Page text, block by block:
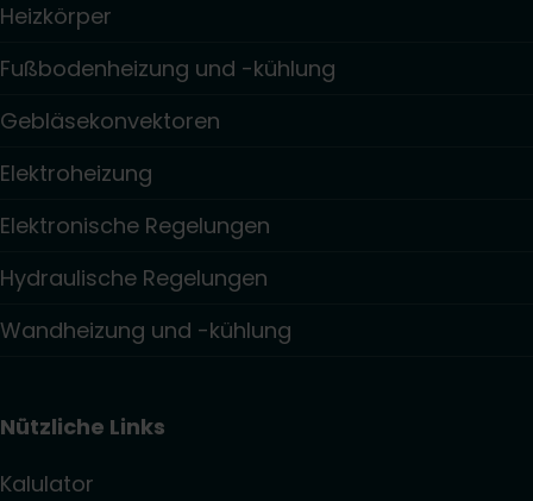
Heizkörper
Fußbodenheizung und -kühlung
Gebläsekonvektoren
Elektroheizung
Elektronische Regelungen
Hydraulische Regelungen
Wandheizung und -kühlung
Nützliche Links
Kalulator